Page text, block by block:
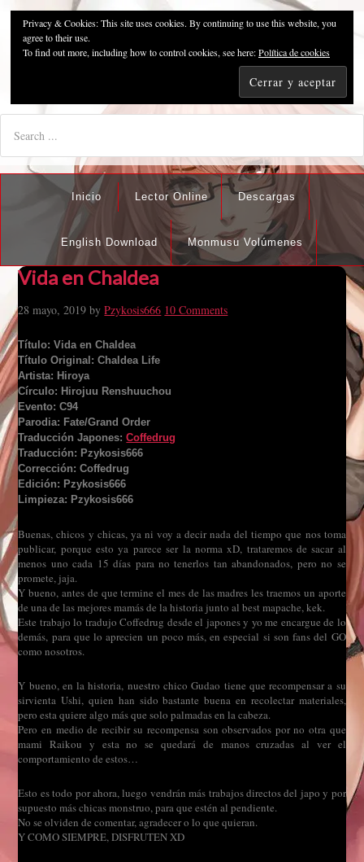
Pzykosis666HFansub
"I'm the best there is at what I do, but what I do best isn't very
Inicio Lector Online Descargas
English Download Monmusu Volúmenes
Vida en Chaldea
28 mayo, 2019 byPzykosis666 10 Comments
Título: Vida en Chaldea
Título Original: Chaldea Life
Artista: Hiroya
Círculo: Hirojuu Renshuuchou
Evento: C94
Parodia: Fate/Grand Order
Traducción Japones:Coffedrug
Traducción: Pzykosis666
Corrección: Coffedrug
Edición: Pzykosis666
Limpieza: Pzykosis666
Buenas, chicos y chicas, ya ni voy a decir nada del tiempo que nos toma
publicar, porque esto ya parece ser la norma xD, trataremos de sacar al
menos uno cada 15 días para no tenerlos tan abandonados, pero no se
promete, jaja.
Y bueno, antes de que termine el mes de las madres les traemos un aporte
de una de las mejores mamás de la historia junto al best mapache, kek.
Este trabajo lo tradujo Coffedrug desde el japones y yo me encargue de lo
demás, para que lo aprecien un poco más, en especial si son fans del GO
como nosotros.
Y bueno, en la historia, nuestro chico Gudao tiene que recompensar a su
sirvienta Ushi, quien han sido bastante buena en recolectar materiales,
pero esta quiere algo más que solo palmadas en la cabeza.
Pero en medio de recibir su recompensa son observados por no otra que
mami Raikou y esta no se quedará de manos cruzadas al ver el
comportamiento de estos…
Esto es todo por ahora, luego vendrán más trabajos directos del japo y por
supuesto más chicas monstruo, para que estén al pendiente.
No se olviden de comentar, agradecer o lo que quieran.
Y COMO SIEMPRE, DISFRUTEN XD
Privacy & Cookies: This site uses cookies. By continuing to use this website, you
agree to their use.
To find out more, including how to control cookies, see here:Política de cookies